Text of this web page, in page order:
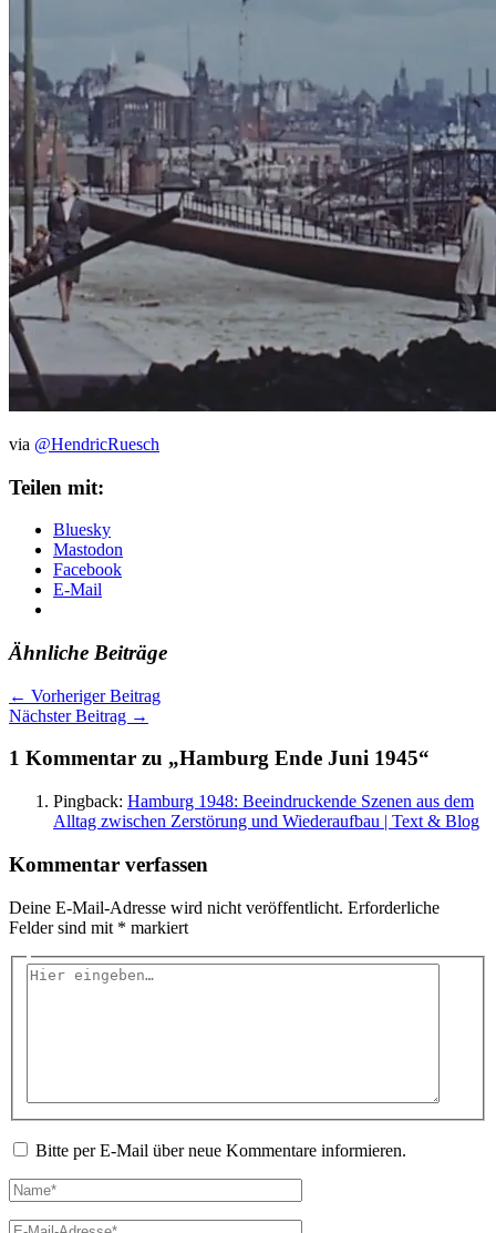
via @HendricRuesch
Teilen mit:
Bluesky
Mastodon
Facebook
E-Mail
Ähnliche Beiträge
← Vorheriger Beitrag
Nächster Beitrag →
1 Kommentar zu „Hamburg Ende Juni 1945“
Pingback: Hamburg 1948: Beeindruckende Szenen aus dem
Alltag zwischen Zerstörung und Wiederaufbau | Text & Blog
Kommentar verfassen
Deine E-Mail-Adresse wird nicht veröffentlicht. Erforderliche
Felder sind mit * markiert
Hier
Bitte per E-Mail über neue Kommentare informieren.
Name*
E-